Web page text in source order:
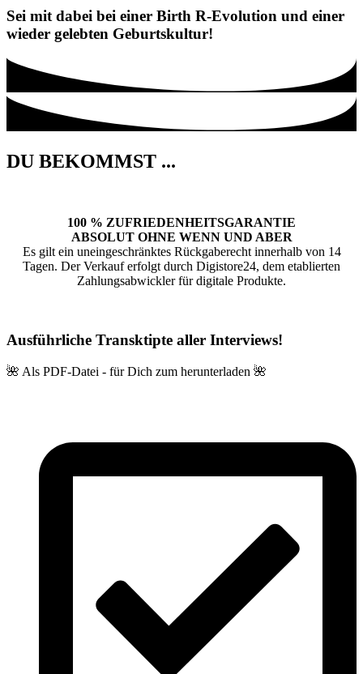
Sei mit dabei bei einer Birth R-Evolution und einer
wieder gelebten Geburtskultur!
DU BEKOMMST ...
100 % ZUFRIEDENHEITSGARANTIE
ABSOLUT OHNE WENN UND ABER
Es gilt ein uneingeschränktes Rückgaberecht innerhalb von 14
Tagen. Der Verkauf erfolgt durch Digistore24, dem etablierten
Zahlungsabwickler für digitale Produkte.
Ausführliche Transktipte aller Interviews!
🌺 Als PDF-Datei - für Dich zum herunterladen 🌺